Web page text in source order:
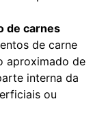
de carnes
de carne
aproximado de
interna da
ou